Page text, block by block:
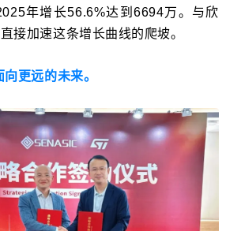
年增长56.6%达到6694万。与欣
接加速这条增长曲线的爬坡。
更远的未来。